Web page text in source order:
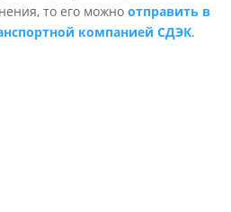
то его можно отправить в
компанией СДЭК.